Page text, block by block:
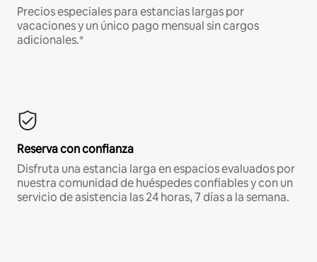
Precios especiales para estancias largas por
vacaciones y un único pago mensual sin cargos
adicionales.*
Reserva con confianza
Disfruta una estancia larga en espacios evaluados por
nuestra comunidad de huéspedes confiables y con un
servicio de asistencia las 24 horas, 7 días a la semana.